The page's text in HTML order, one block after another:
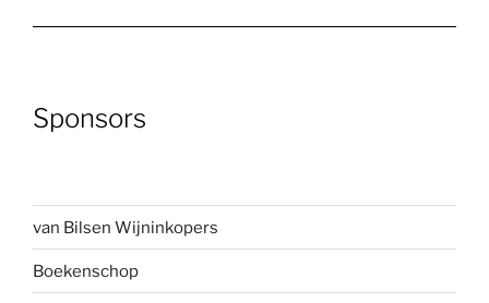
Sponsors
van Bilsen Wijninkopers
Boekenschop